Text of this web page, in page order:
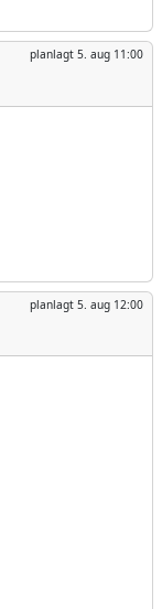
planlagt 5. aug 11:00
planlagt 5. aug 12:00